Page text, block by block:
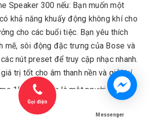
Speaker 300 nếu: Bạn muốn một
khả năng khuấy động không khí cho
cho các buổi tiệc. Bạn yêu thích
mẽ, sôi động đặc trưng của Bose và
nút preset để truy cập nhạc nhanh.
trị tốt cho âm thanh nền và giải trí.
150 nếu: Bạn là một người nghe
sở hữu thư viện nhạc Hi-Res và
đa từ các cổng kết nối vật lý như USB
Gọi điện
Messenger